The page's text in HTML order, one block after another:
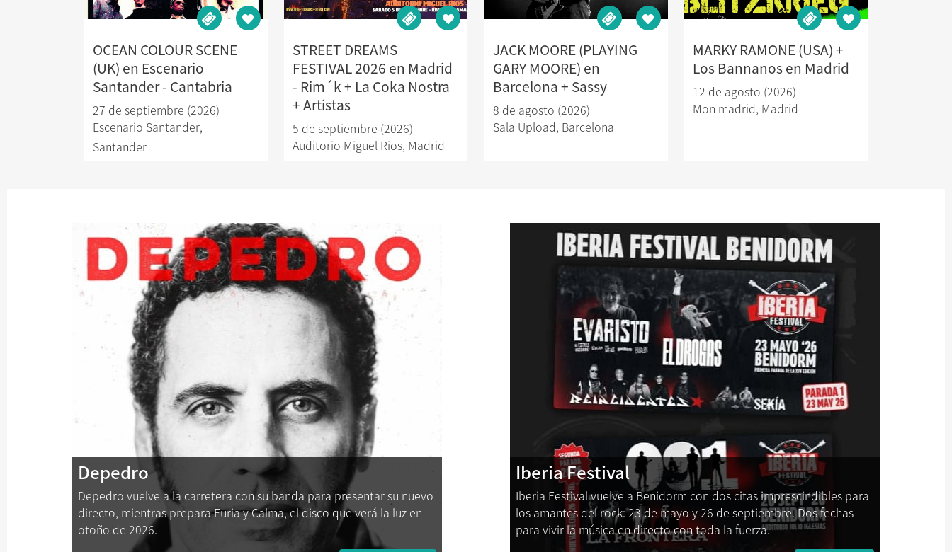
OCEAN COLOUR SCENE
(UK) en Escenario
Santander - Cantabria
27 de septiembre (2026)
Escenario Santander,
Santander
STREET DREAMS
FESTIVAL 2026 en Madrid
- Rim´k + La Coka Nostra
+ Artistas
5 de septiembre (2026)
Auditorio Miguel Rios, Madrid
JACK MOORE (PLAYING
GARY MOORE) en
Barcelona + Sassy
8 de agosto (2026)
Sala Upload, Barcelona
MARKY RAMONE (USA) +
Los Bannanos en Madrid
12 de agosto (2026)
Mon madrid, Madrid
Depedro
Depedro vuelve a la carretera con su banda para presentar su nuevo
directo, mientras prepara Furia y Calma, el disco que verá la luz en
otoño de 2026.
Iberia Festival
Iberia Festival vuelve a Benidorm con dos citas imprescindibles para
los amantes del rock: 23 de mayo y 26 de septiembre. Dos fechas
para vivir la música en directo con toda la fuerza.